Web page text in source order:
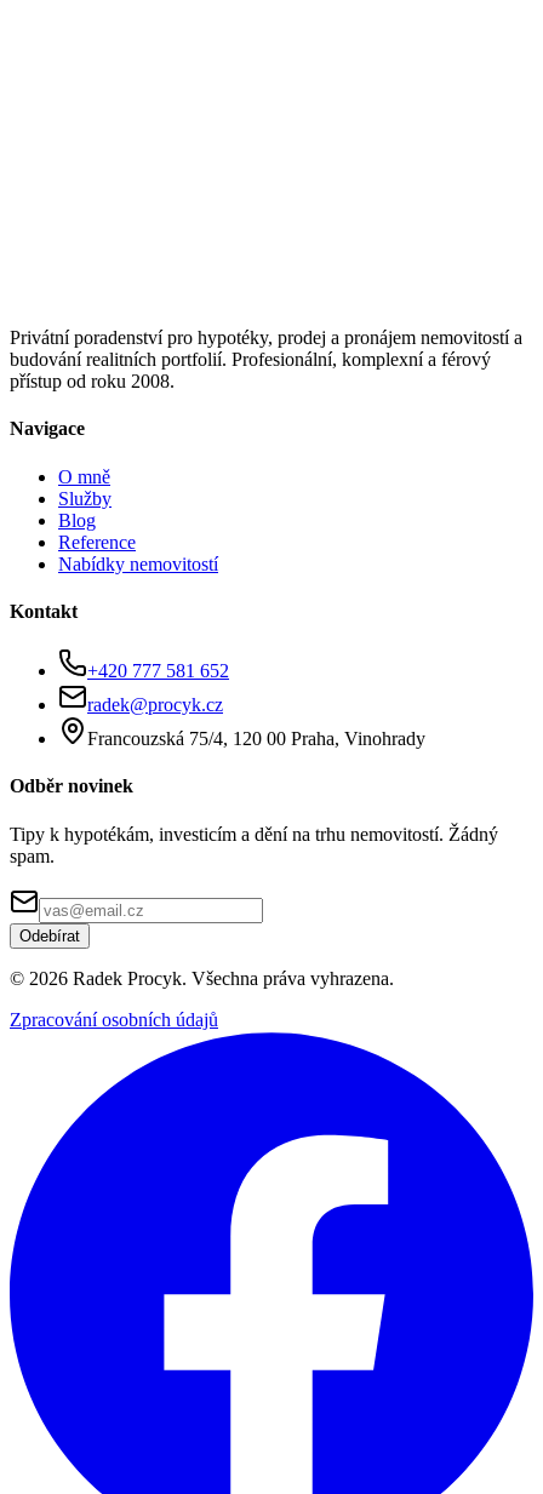
Privátní poradenství pro hypotéky, prodej a pronájem nemovitostí a
budování realitních portfolií. Profesionální, komplexní a férový
přístup od roku 2008.
Navigace
O mně
Služby
Blog
Reference
Nabídky nemovitostí
Kontakt
+420 777 581 652
radek@procyk.cz
Francouzská 75/4, 120 00 Praha, Vinohrady
Odběr novinek
Tipy k hypotékám, investicím a dění na trhu nemovitostí. Žádný
spam.
Odebírat
© 2026 Radek Procyk. Všechna práva vyhrazena.
Zpracování osobních údajů